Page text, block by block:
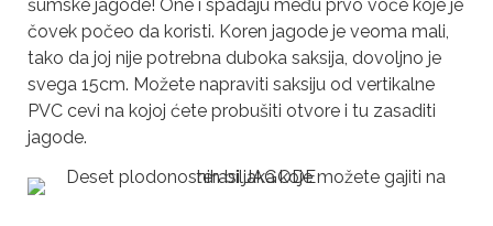
šumske jagode! One i spadaju među prvo voće koje je
čovek počeo da koristi. Koren jagode je veoma mali,
tako da joj nije potrebna duboka saksija, dovoljno je
svega 15cm. Možete napraviti saksiju od vertikalne
PVC cevi na kojoj ćete probušiti otvore i tu zasaditi
jagode.